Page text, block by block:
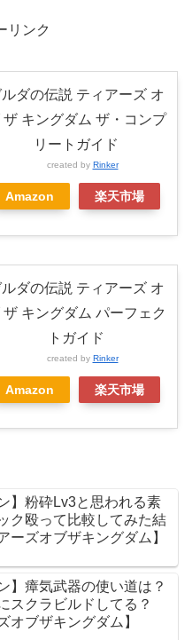
リンク
ダの伝説 ティアーズ オ
ザ キングダム ザ・コンプ
リートガイド
created by Rinker
Amazon 楽天市場
ダの伝説 ティアーズ オ
ザ キングダム パーフェク
トガイド
created by Rinker
Amazon 楽天市場
】粉砕Lv3と思われる素
ク殴って比較してみた結
ーズオブザキングダム】
】瘴気武器の使い道は？
スクラビルドしてる？
オブザキングダム】